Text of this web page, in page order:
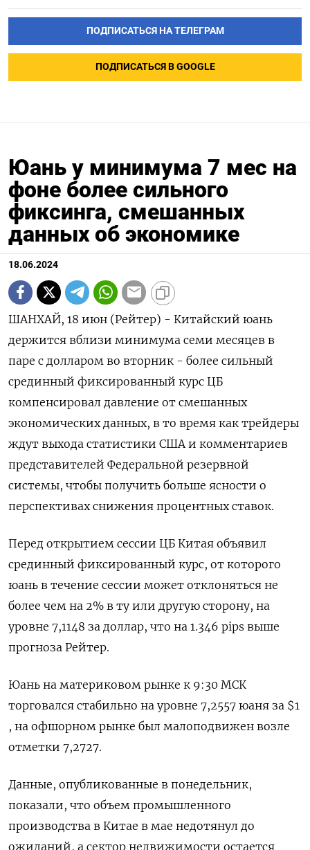
ПОДПИСАТЬСЯ НА ТЕЛЕГРАМ
ПОДПИСАТЬСЯ В GOOGLE
Юань у минимума 7 мес на
фоне более сильного
фиксинга, смешанных
данных об экономике
18.06.2024
ШАНХАЙ, 18 июн (Рейтер) - Китайский юань
держится вблизи минимума семи месяцев в
паре с долларом во вторник - более сильный
срединный фиксированный курс ЦБ
компенсировал давление от смешанных
экономических данных, в то время как трейдеры
ждут выхода статистики США и комментариев
представителей Федеральной резервной
системы, чтобы получить больше ясности о
перспективах снижения процентных ставок.
Перед открытием сессии ЦБ Китая объявил
срединный фиксированный курс, от которого
юань в течение сессии может отклоняться не
более чем на 2% в ту или другую сторону, на
уровне 7,1148 за доллар, что на 1.346 pips выше
прогноза Рейтер.
Юань на материковом рынке к 9:30 МСК
торговался стабильно на уровне 7,2557 юаня за $1​
, на офшорном рынке был малоподвижен возле
отметки 7,2727.
Данные, опубликованные в понедельник,
показали, что объем промышленного
производства в Китае в мае недотянул до
ожиданий, а сектор недвижимости остается